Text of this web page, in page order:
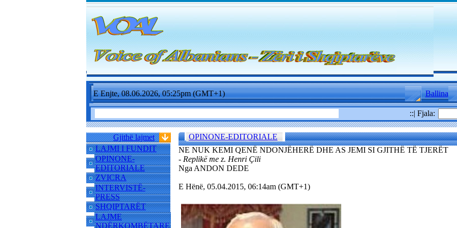
E Enjte, 08.06.2026, 05:25pm (GMT+1) Ballina
::| Fjala:
Gjithë lajmet
LAJMI I FUNDIT
OPINONE-
EDITORIALE
ZVICRA
INTERVISTË-
PRESS
SHQIPTARËT
LAJME
NDËRKOMBËTARE
OPINONE-EDITORIALE
NE NUK KEMI QENË NDONJËHERË DHE AS JEMI SI GJITHË TË TJERËT
- Replikë me z. Henri Çili
Nga ANDON DEDE
E Hënë, 05.04.2015, 06:14am (GMT+1)